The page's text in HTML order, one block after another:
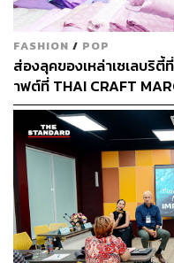
CIMB THAI App ค
in Data-Driven
Based Customer
เป็นเครื่องมือสำคั
ต้องการของลูกค้า เ
ใหม่และการรักษา
FASHION / POP
ส่องลุคของเหล่าเซเลบริตี้
าฟต์ที่ THAI CRAFT
SENSE OF THAI 2026